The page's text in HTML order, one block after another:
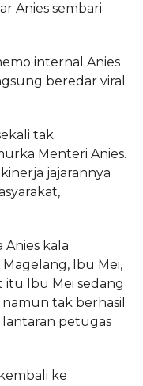
Anies sembari
internal Anies
beredar viral
tak
Menteri Anies.
jajarannya
kala
Ibu Mei,
itu Ibu Mei sedang
tak berhasil
petugas
ke